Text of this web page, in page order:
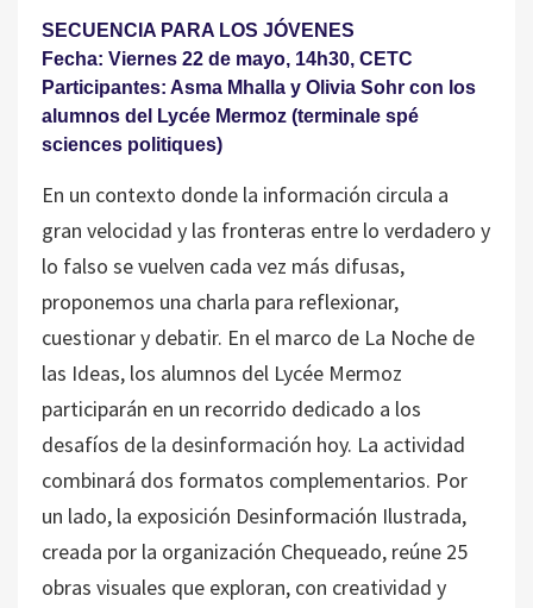
SECUENCIA PARA LOS JÓVENES
Fecha: Viernes 22 de mayo, 14h30, CETC
Participantes: Asma Mhalla y Olivia Sohr con los
alumnos del Lycée Mermoz (terminale spé
sciences politiques)
En un contexto donde la información circula a
gran velocidad y las fronteras entre lo verdadero y
lo falso se vuelven cada vez más difusas,
proponemos una charla para reflexionar,
cuestionar y debatir. En el marco de La Noche de
las Ideas, los alumnos del Lycée Mermoz
participarán en un recorrido dedicado a los
desafíos de la desinformación hoy. La actividad
combinará dos formatos complementarios. Por
un lado, la exposición Desinformación Ilustrada,
creada por la organización Chequeado, reúne 25
obras visuales que exploran, con creatividad y